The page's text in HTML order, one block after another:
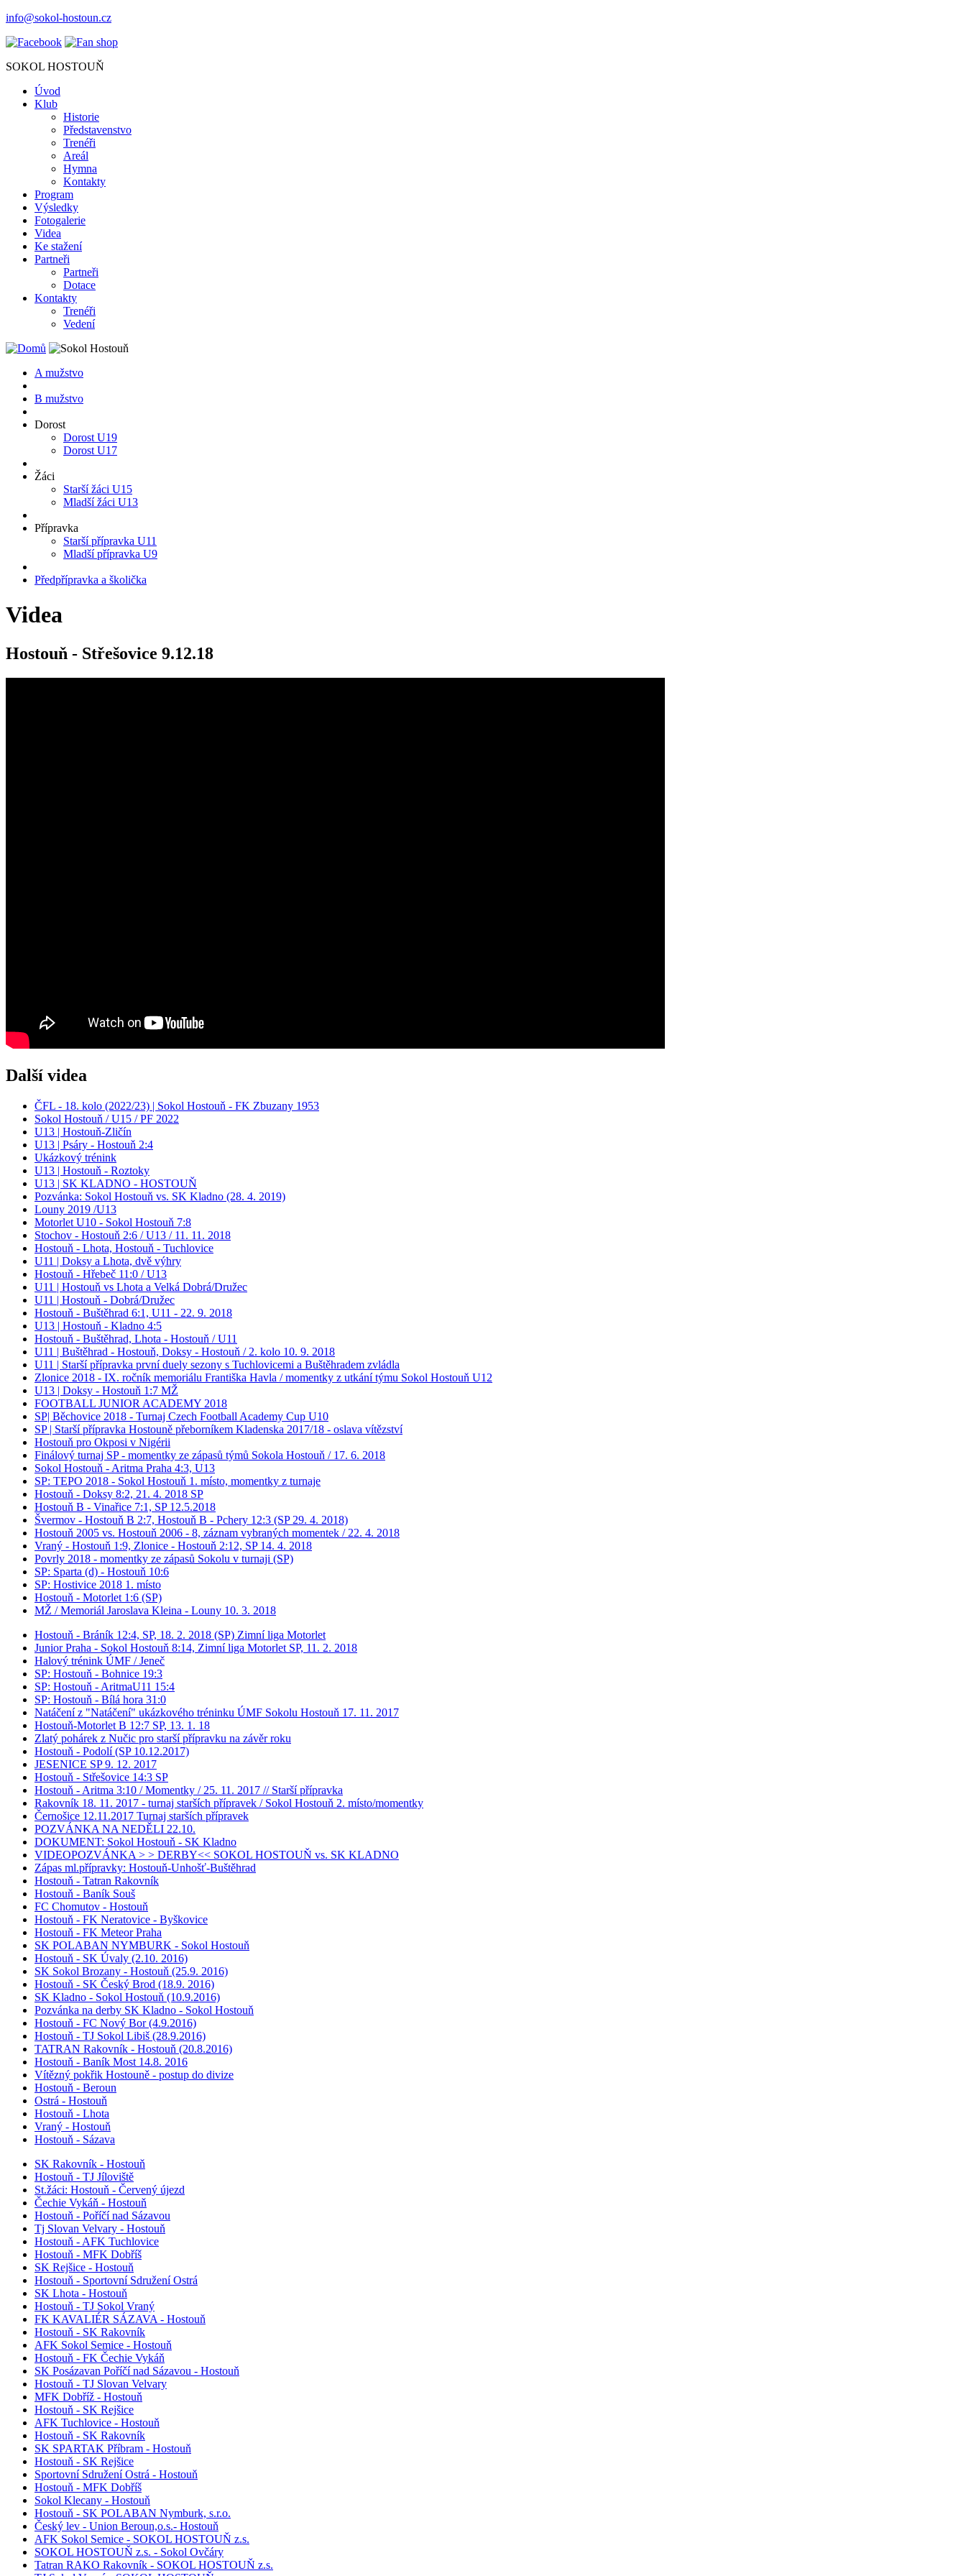
info@sokol-hostoun.cz
SOKOL HOSTOUŇ
Úvod
Klub
Historie
Představenstvo
Trenéři
Areál
Hymna
Kontakty
Program
Výsledky
Fotogalerie
Videa
Ke stažení
Partneři
Partneři
Dotace
Kontakty
Trenéři
Vedení
A mužstvo
B mužstvo
Dorost
Dorost U19
Dorost U17
Žáci
Starší žáci U15
Mladší žáci U13
Přípravka
Starší přípravka U11
Mladší přípravka U9
Předpřípravka a školička
Videa
Hostouň - Střešovice 9.12.18
Další videa
ČFL - 18. kolo (2022/23) | Sokol Hostouň - FK Zbuzany 1953
Sokol Hostouň / U15 / PF 2022
U13 | Hostouň-Zličín
U13 | Psáry - Hostouň 2:4
Ukázkový trénink
U13 | Hostouň - Roztoky
U13 | SK KLADNO - HOSTOUŇ
Pozvánka: Sokol Hostouň vs. SK Kladno (28. 4. 2019)
Louny 2019 /U13
Motorlet U10 - Sokol Hostouň 7:8
Stochov - Hostouň 2:6 / U13 / 11. 11. 2018
Hostouň - Lhota, Hostouň - Tuchlovice
U11 | Doksy a Lhota, dvě výhry
Hostouň - Hřebeč 11:0 / U13
U11 | Hostouň vs Lhota a Velká Dobrá/Družec
U11 | Hostouň - Dobrá/Družec
Hostouň - Buštěhrad 6:1, U11 - 22. 9. 2018
U13 | Hostouň - Kladno 4:5
Hostouň - Buštěhrad, Lhota - Hostouň / U11
U11 | Buštěhrad - Hostouň, Doksy - Hostouň / 2. kolo 10. 9. 2018
U11 | Starší přípravka první duely sezony s Tuchlovicemi a Buštěhradem zvládla
Zlonice 2018 - IX. ročník memoriálu Františka Havla / momentky z utkání týmu Sokol Hostouň U12
U13 | Doksy - Hostouň 1:7 MŽ
FOOTBALL JUNIOR ACADEMY 2018
SP| Běchovice 2018 - Turnaj Czech Football Academy Cup U10
SP | Starší přípravka Hostouně přeborníkem Kladenska 2017/18 - oslava vítězství
Hostouň pro Okposi v Nigérii
Finálový turnaj SP - momentky ze zápasů týmů Sokola Hostouň / 17. 6. 2018
Sokol Hostouň - Aritma Praha 4:3, U13
SP: TEPO 2018 - Sokol Hostouň 1. místo, momentky z turnaje
Hostouň - Doksy 8:2, 21. 4. 2018 SP
Hostouň B - Vinařice 7:1, SP 12.5.2018
Švermov - Hostouň B 2:7, Hostouň B - Pchery 12:3 (SP 29. 4. 2018)
Hostouň 2005 vs. Hostouň 2006 - 8, záznam vybraných momentek / 22. 4. 2018
Vraný - Hostouň 1:9, Zlonice - Hostouň 2:12, SP 14. 4. 2018
Povrly 2018 - momentky ze zápasů Sokolu v turnaji (SP)
SP: Sparta (d) - Hostouň 10:6
SP: Hostivice 2018 1. místo
Hostouň - Motorlet 1:6 (SP)
MŽ / Memoriál Jaroslava Kleina - Louny 10. 3. 2018
Hostouň - Bráník 12:4, SP, 18. 2. 2018 (SP) Zimní liga Motorlet
Junior Praha - Sokol Hostouň 8:14, Zimní liga Motorlet SP, 11. 2. 2018
Halový trénink ÚMF / Jeneč
SP: Hostouň - Bohnice 19:3
SP: Hostouň - AritmaU11 15:4
SP: Hostouň - Bílá hora 31:0
Natáčení z "Natáčení" ukázkového tréninku ÚMF Sokolu Hostouň 17. 11. 2017
Hostouň-Motorlet B 12:7 SP, 13. 1. 18
Zlatý pohárek z Nučic pro starší přípravku na závěr roku
Hostouň - Podolí (SP 10.12.2017)
JESENICE SP 9. 12. 2017
Hostouň - Střešovice 14:3 SP
Hostouň - Aritma 3:10 / Momentky / 25. 11. 2017 // Starší přípravka
Rakovník 18. 11. 2017 - turnaj starších přípravek / Sokol Hostouň 2. místo/momentky
Černošice 12.11.2017 Turnaj starších přípravek
POZVÁNKA NA NEDĚLI 22.10.
DOKUMENT: Sokol Hostouň - SK Kladno
VIDEOPOZVÁNKA > > DERBY<< SOKOL HOSTOUŇ vs. SK KLADNO
Zápas ml.přípravky: Hostouň-Unhošť-Buštěhrad
Hostouň - Tatran Rakovník
Hostouň - Baník Souš
FC Chomutov - Hostouň
Hostouň - FK Neratovice - Byškovice
Hostouň - FK Meteor Praha
SK POLABAN NYMBURK - Sokol Hostouň
Hostouň - SK Úvaly (2.10. 2016)
SK Sokol Brozany - Hostouň (25.9. 2016)
Hostouň - SK Český Brod (18.9. 2016)
SK Kladno - Sokol Hostouň (10.9.2016)
Pozvánka na derby SK Kladno - Sokol Hostouň
Hostouň - FC Nový Bor (4.9.2016)
Hostouň - TJ Sokol Libiš (28.9.2016)
TATRAN Rakovník - Hostouň (20.8.2016)
Hostouň - Baník Most 14.8. 2016
Vítězný pokřik Hostouně - postup do divize
Hostouň - Beroun
Ostrá - Hostouň
Hostouň - Lhota
Vraný - Hostouň
Hostouň - Sázava
SK Rakovník - Hostouň
Hostouň - TJ Jíloviště
St.žáci: Hostouň - Červený újezd
Čechie Vykáň - Hostouň
Hostouň - Poříčí nad Sázavou
Tj Slovan Velvary - Hostouň
Hostouň - AFK Tuchlovice
Hostouň - MFK Dobříš
SK Rejšice - Hostouň
Hostouň - Sportovní Sdružení Ostrá
SK Lhota - Hostouň
Hostouň - TJ Sokol Vraný
FK KAVALIÉR SÁZAVA - Hostouň
Hostouň - SK Rakovník
AFK Sokol Semice - Hostouň
Hostouň - FK Čechie Vykáň
SK Posázavan Poříčí nad Sázavou - Hostouň
Hostouň - TJ Slovan Velvary
MFK Dobříž - Hostouň
Hostouň - SK Rejšice
AFK Tuchlovice - Hostouň
Hostouň - SK Rakovník
SK SPARTAK Příbram - Hostouň
Hostouň - SK Rejšice
Sportovní Sdružení Ostrá - Hostouň
Hostouň - MFK Dobříš
Sokol Klecany - Hostouň
Hostouň - SK POLABAN Nymburk, s.r.o.
Český lev - Union Beroun,o.s.- Hostouň
AFK Sokol Semice - SOKOL HOSTOUŇ z.s.
SOKOL HOSTOUŇ z.s. - Sokol Ovčáry
Tatran RAKO Rakovník - SOKOL HOSTOUŇ z.s.